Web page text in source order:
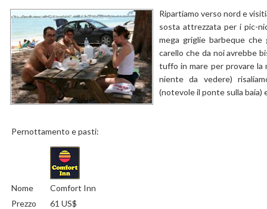
Ripartiamo verso nord e
sosta attrezzata per i pic-
mega griglie barbeque
carello che da noi avrebbe
tuffo in mare per provare la
niente da vedere)
(notevole il ponte sulla baia)
Pernottamento e pasti:
Nome
Comfort Inn
Prezzo
61 US$